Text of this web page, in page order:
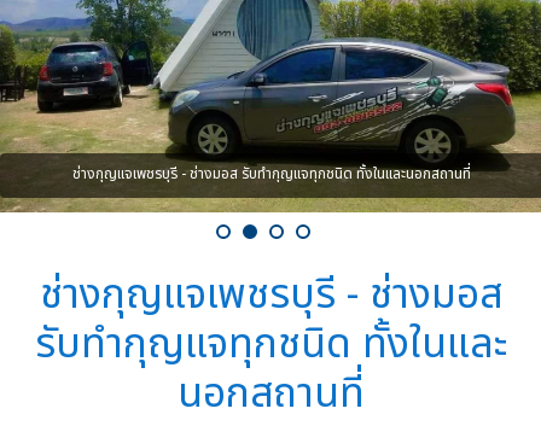
ช่างกุญแจเพชรบุรี - ช่างมอส รับทำกุญแจทุกชนิด ทั้งในและนอกสถานที่
ช่างกุญแจเพชรบุรี - ช่างมอส
รับทำกุญแจทุกชนิด ทั้งในและ
นอกสถานที่